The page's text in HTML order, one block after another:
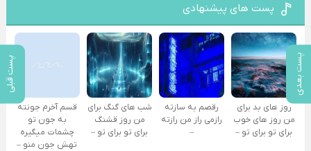
پست بعدی پست قبلی
پست های پیشنهادی
روز های بد برای
من روز های خوب
برای تو برای تو –
رقصم به سازته
رازمی راز من رازته
–
شب های گنگ برای
من روز قشنگ
برای تو برای تو –
قسم آخرم جونته
به جون تو
چشمات میگیره
تهش جون منو –